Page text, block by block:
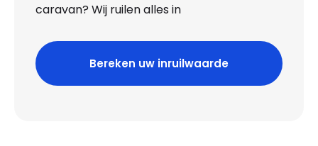
caravan? Wij ruilen alles in
Bereken uw inruilwaarde